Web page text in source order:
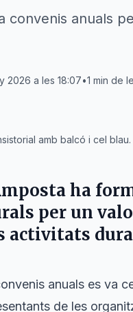
convenis anuals
2026 a les 18:07•1 min de
amb balcó i cel blau.
ha
per un
activitats
anuals es va
de les